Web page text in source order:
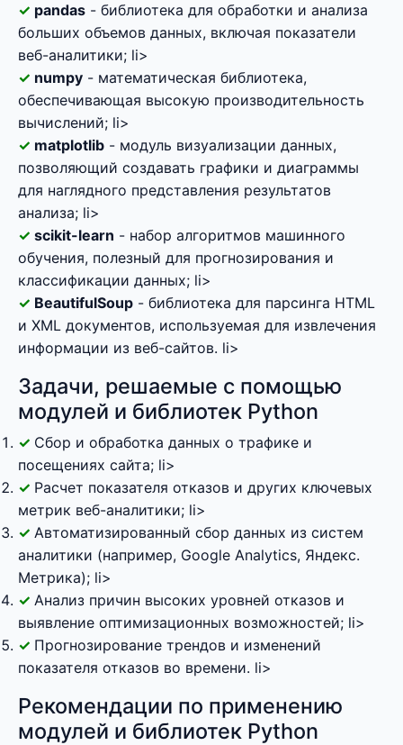
pandas - библиотека для обработки и анализа
больших объемов данных, включая показатели
веб-аналитики; li>
numpy - математическая библиотека,
обеспечивающая высокую производительность
вычислений; li>
matplotlib - модуль визуализации данных,
позволяющий создавать графики и диаграммы
для наглядного представления результатов
анализа; li>
scikit-learn - набор алгоритмов машинного
обучения, полезный для прогнозирования и
классификации данных; li>
BeautifulSoup - библиотека для парсинга HTML
и XML документов, используемая для извлечения
информации из веб-сайтов. li>
Задачи, решаемые с помощью
модулей и библиотек Python
Сбор и обработка данных о трафике и
посещениях сайта; li>
Расчет показателя отказов и других ключевых
метрик веб-аналитики; li>
Автоматизированный сбор данных из систем
аналитики (например, Google Analytics, Яндекс.
Метрика); li>
Анализ причин высоких уровней отказов и
выявление оптимизационных возможностей; li>
Прогнозирование трендов и изменений
показателя отказов во времени. li>
Рекомендации по применению
модулей и библиотек Python